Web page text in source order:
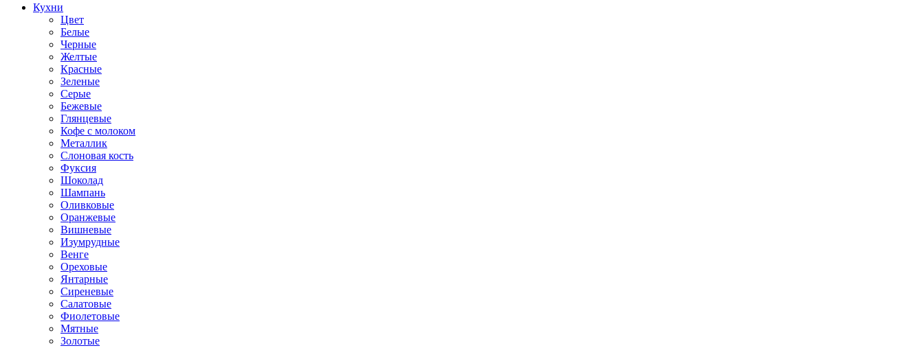
Кухни
Цвет
Белые
Черные
Желтые
Красные
Зеленые
Серые
Бежевые
Глянцевые
Кофе с молоком
Металлик
Слоновая кость
Фуксия
Шоколад
Шампань
Оливковые
Оранжевые
Вишневые
Изумрудные
Венге
Ореховые
Янтарные
Сиреневые
Салатовые
Фиолетовые
Мятные
Золотые